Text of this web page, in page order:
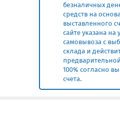
безналичных
средств на
выставленного
сайте указана на
самовывоза с
склада и
100% согласно
счета.